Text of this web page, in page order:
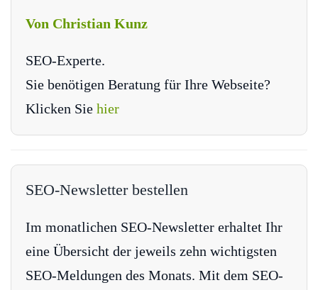
Von Christian Kunz
SEO-Experte.
Sie benötigen Beratung für Ihre Webseite?
Klicken Sie hier
SEO-Newsletter bestellen
Im monatlichen SEO-Newsletter erhaltet Ihr
eine Übersicht der jeweils zehn wichtigsten
SEO-Meldungen des Monats. Mit dem SEO-